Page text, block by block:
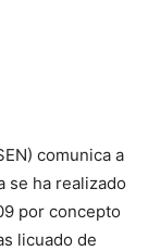
comunica a
se ha realizado
por concepto
licuado de